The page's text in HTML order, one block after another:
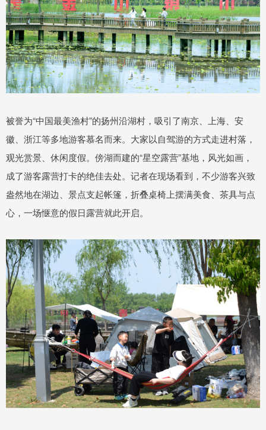
被誉为“中国最美渔村”的扬州沿湖村，吸引了南京、上海、安
徽、浙江等多地游客慕名而来。大家以自驾游的方式走进村落，
观光赏景、休闲度假。傍湖而建的“星空露营”基地，风光如画，
成了游客露营打卡的绝佳去处。记者在现场看到，不少游客兴致
盎然地在湖边、景点支起帐篷，折叠桌椅上摆满美食、茶具与点
心，一场惬意的假日露营就此开启。